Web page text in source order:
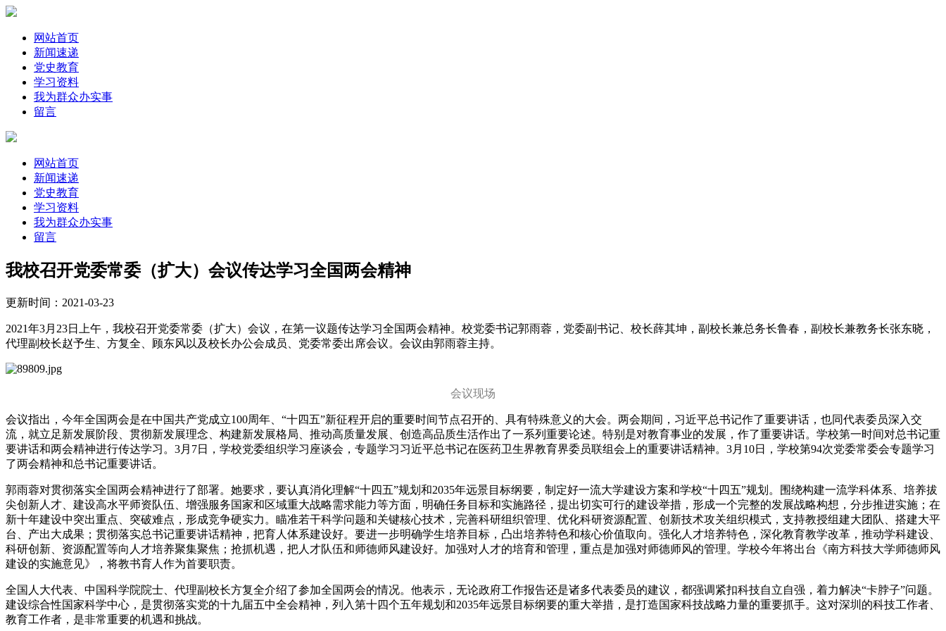
网站首页
新闻速递
党史教育
学习资料
我为群众办实事
留言
网站首页
新闻速递
党史教育
学习资料
我为群众办实事
留言
我校召开党委常委（扩大）会议传达学习全国两会精神
更新时间：2021-03-23
2021年3月23日上午，我校召开党委常委（扩大）会议，在第一议题传达学习全国两会精神。校党委书记郭雨蓉，党委副书记、校长薛其坤，副校长兼总务长鲁春，副校长兼教务长张东晓，
代理副校长赵予生、方复全、顾东风以及校长办公会成员、党委常委出席会议。会议由郭雨蓉主持。
会议现场
会议指出，今年全国两会是在中国共产党成立100周年、“十四五”新征程开启的重要时间节点召开的、具有特殊意义的大会。两会期间，习近平总书记作了重要讲话，也同代表委员深入交
流，就立足新发展阶段、贯彻新发展理念、构建新发展格局、推动高质量发展、创造高品质生活作出了一系列重要论述。特别是对教育事业的发展，作了重要讲话。学校第一时间对总书记重
要讲话和两会精神进行传达学习。3月7日，学校党委组织学习座谈会，专题学习习近平总书记在医药卫生界教育界委员联组会上的重要讲话精神。3月10日，学校第94次党委常委会专题学习
了两会精神和总书记重要讲话。
郭雨蓉对贯彻落实全国两会精神进行了部署。她要求，要认真消化理解“十四五”规划和2035年远景目标纲要，制定好一流大学建设方案和学校“十四五”规划。围绕构建一流学科体系、培养拔
尖创新人才、建设高水平师资队伍、增强服务国家和区域重大战略需求能力等方面，明确任务目标和实施路径，提出切实可行的建设举措，形成一个完整的发展战略构想，分步推进实施；在
新十年建设中突出重点、突破难点，形成竞争硬实力。瞄准若干科学问题和关键核心技术，完善科研组织管理、优化科研资源配置、创新技术攻关组织模式，支持教授组建大团队、搭建大平
台、产出大成果；贯彻落实总书记重要讲话精神，把育人体系建设好。要进一步明确学生培养目标，凸出培养特色和核心价值取向。强化人才培养特色，深化教育教学改革，推动学科建设、
科研创新、资源配置等向人才培养聚集聚焦；抢抓机遇，把人才队伍和师德师风建设好。加强对人才的培育和管理，重点是加强对师德师风的管理。学校今年将出台《南方科技大学师德师风
建设的实施意见》，将教书育人作为首要职责。
全国人大代表、中国科学院院士、代理副校长方复全介绍了参加全国两会的情况。他表示，无论政府工作报告还是诸多代表委员的建议，都强调紧扣科技自立自强，着力解决“卡脖子”问题。
建设综合性国家科学中心，是贯彻落实党的十九届五中全会精神，列入第十四个五年规划和2035年远景目标纲要的重大举措，是打造国家科技战略力量的重要抓手。这对深圳的科技工作者、
教育工作者，是非常重要的机遇和挑战。